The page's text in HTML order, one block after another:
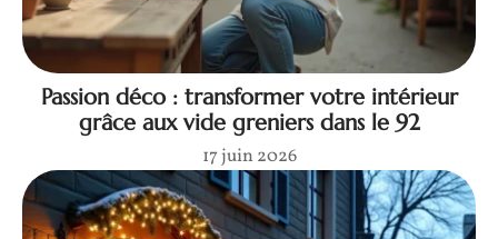
Passion déco : transformer votre intérieur
grâce aux vide greniers dans le 92
17 juin 2026